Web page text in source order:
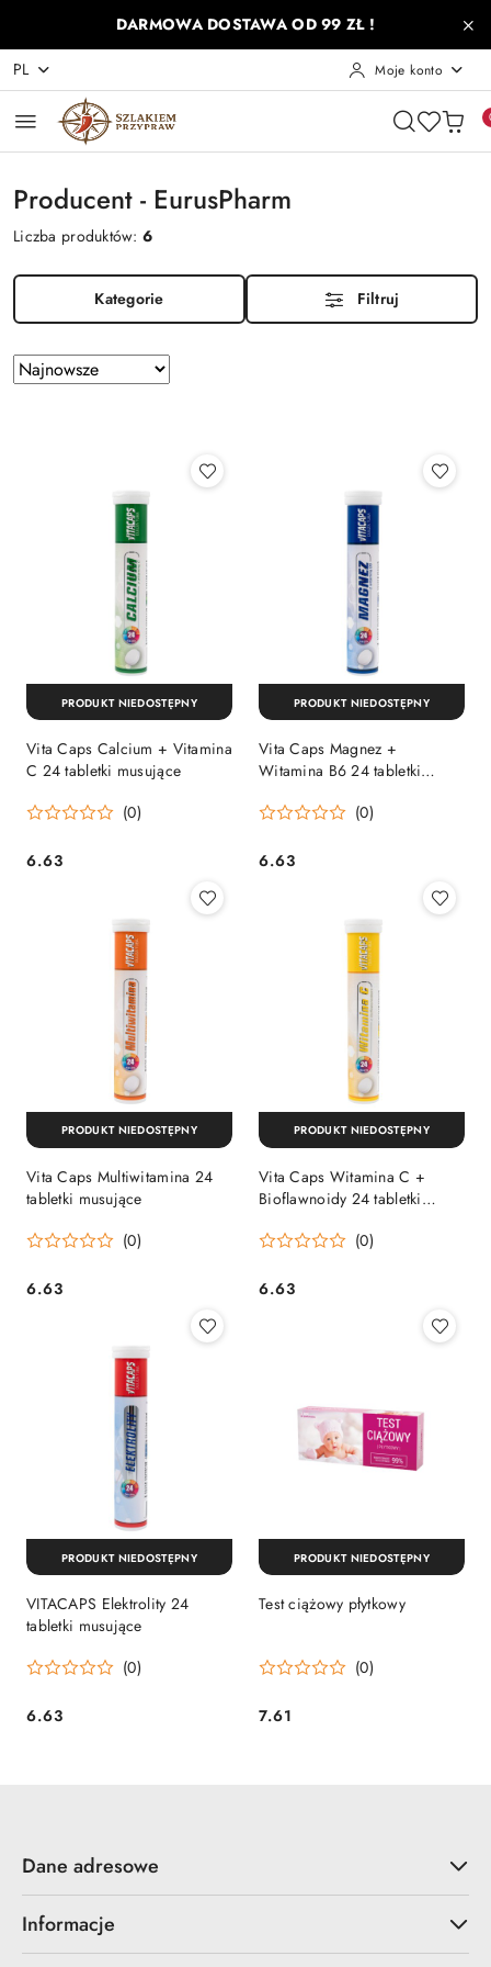
Przejdź do treści głównej
Przejdź do wyszukiwarki
Przejdź do moje konto
Przejdź do menu głównego
Przejdź do stopkiDARMOWA DOSTAWA OD 99 ZŁ !
PL Moje konto
Producent - EurusPharm
Liczba produktów:6
Kategorie Filtruj
Zastosowano
sortowanie:
Sortuj
według
Vita Caps Calcium + Vitamina
C 24 tabletki musujące
(0)
Cena:
6.63
PRODUKT NIEDOSTĘPNY
Vita Caps Magnez +
Witamina B6 24 tabletki
(0)
Cena:
6.63
PRODUKT NIEDOSTĘPNY
Vita Caps Multiwitamina 24
tabletki musujące
(0)
Cena:
6.63
PRODUKT NIEDOSTĘPNY
Vita Caps Witamina C +
Bioflawnoidy 24 tabletki
(0)
Cena:
6.63
PRODUKT NIEDOSTĘPNY
VITACAPS Elektrolity 24
tabletki musujące
(0)
Cena:
6.63
PRODUKT NIEDOSTĘPNY
Test ciążowy płytkowy
(0)
Cena:
7.61
PRODUKT NIEDOSTĘPNY
Dane adresowe
Informacje